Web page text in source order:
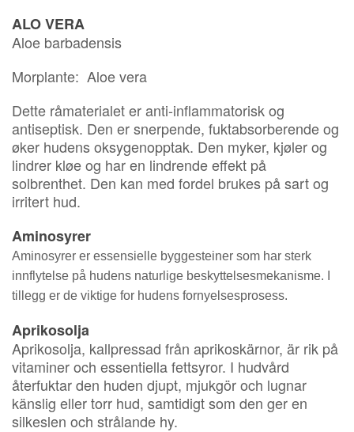
ALO VERA
Aloe barbadensis
Morplante: Aloe vera
Dette råmaterialet er anti-inflammatorisk og
antiseptisk. Den er snerpende, fuktabsorberende og
øker hudens oksygenopptak. Den myker, kjøler og
lindrer kløe og har en lindrende effekt på
solbrenthet. Den kan med fordel brukes på sart og
irritert hud.
Aminosyrer
Aminosyrer er essensielle byggesteiner som har sterk
innflytelse på hudens naturlige beskyttelsesmekanisme. I
tillegg er de viktige for hudens fornyelsesprosess.
Aprikosolja
Aprikosolja, kallpressad från aprikoskärnor, är rik på
vitaminer och essentiella fettsyror. I hudvård
återfuktar den huden djupt, mjukgör och lugnar
känslig eller torr hud, samtidigt som den ger en
silkeslen och strålande hy.